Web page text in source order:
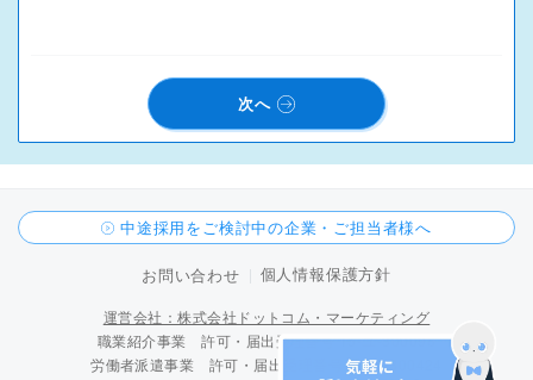
次へ
中途採用をご検討中の企業・ご担当者様へ
お問い合わせ 個人情報保護方針
運営会社：株式会社ドットコム・マーケティング
職業紹介事業 許可・届出受理番号 15-ユ-300096
労働者派遣事業 許可・届出受理番号 派 15-300424